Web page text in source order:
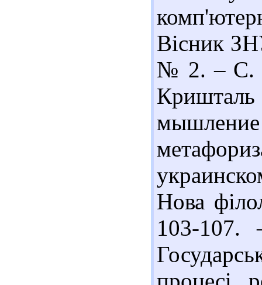
Вісник
№ 2. – С.
мышление
Нова
103-107.